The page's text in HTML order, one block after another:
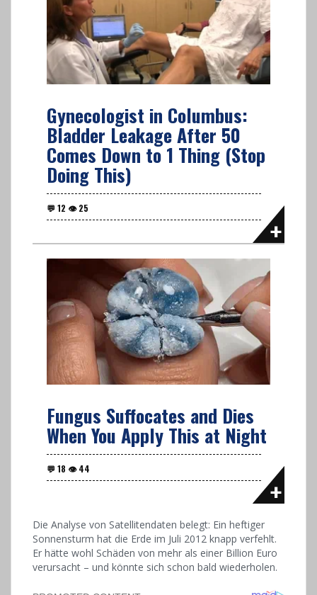
Gynecologist in Columbus:
Bladder Leakage After 50
Comes Down to 1 Thing (Stop
Doing This)
Fungus Suffocates and Dies
When You Apply This at Night
Die Analyse von Satellitendaten belegt: Ein heftiger
Sonnensturm hat die Erde im Juli 2012 knapp verfehlt.
Er hätte wohl Schäden von mehr als einer Billion Euro
verursacht – und könnte sich schon bald wiederholen.